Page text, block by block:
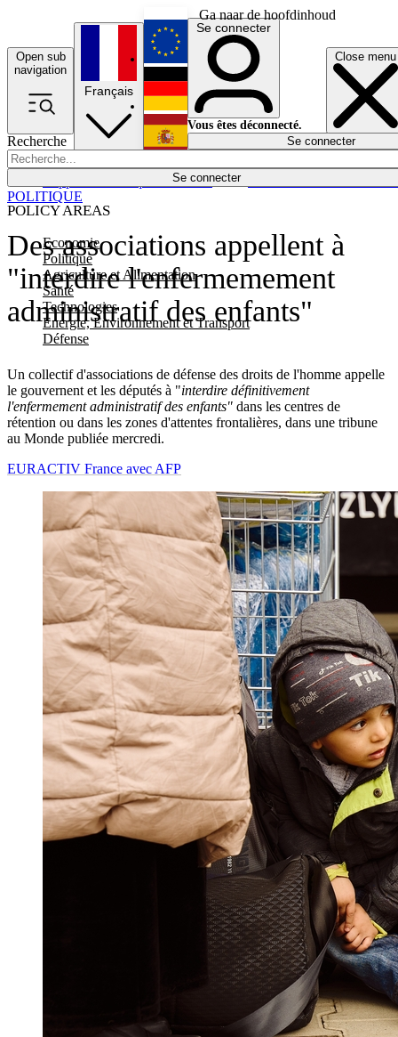
Ga naar de hoofdinhoud
Open sub
navigation
Close menu
Recherche
Se connecter
POLICY AREAS
Economie
Politique
Agriculture et Alimentation
Santé
Technologies
Energie, Environnement et Transport
Défense
Économie
Français
English
Deutsch
Español
Se connecter
Vous êtes déconnecté.
Se connecter
Des associations appellent à
"interdire l'enfermemement
administratif des enfants"
Un collectif d'associations de défense des droits de l'homme appelle
le gouvernent et les députés à "interdire définitivement
l'enfermement administratif des enfants" dans les centres de
rétention ou dans les zones d'attentes frontalières, dans une tribune
au Monde publiée mercredi.
POLITIQUE
EURACTIV France avec AFP